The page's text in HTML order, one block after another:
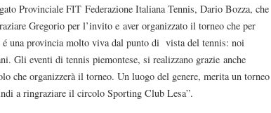
Provinciale FIT Federazione Italiana Tennis, Dario Bozza, che
Gregorio per l’invito e aver organizzato il torneo che per
é una provincia molto viva dal punto di vista del tennis: noi
Gli eventi di tennis piemontese, si realizzano grazie anche
che organizzerà il torneo. Un luogo del genere, merita un torneo
a ringraziare il circolo Sporting Club Lesa”.